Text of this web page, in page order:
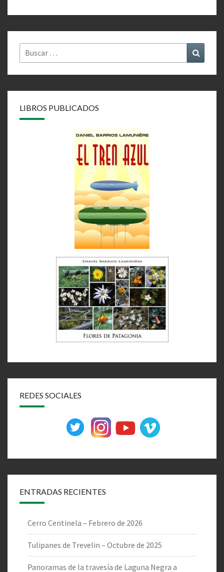
Buscar
por:
LIBROS PUBLICADOS
REDES SOCIALES
ENTRADAS RECIENTES
Cerro Centinela – Febrero de 2026
Tulipanes de Trevelin – Octubre de 2025
Panoramas de la travesía de Laguna Negra a